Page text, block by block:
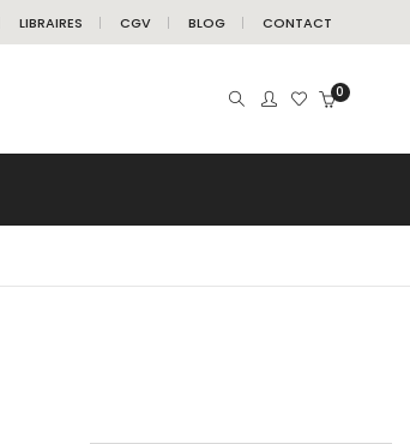
LIBRAIRES CGV BLOG CONTACT
0